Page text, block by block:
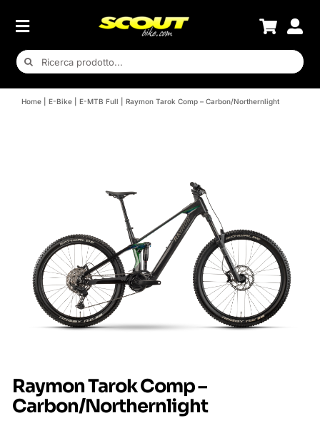
contenuto
Cerca
Home E-Bike E-MTB Full Raymon Tarok Comp – Carbon/Northernlight
Raymon Tarok Comp –
Carbon/Northernlight